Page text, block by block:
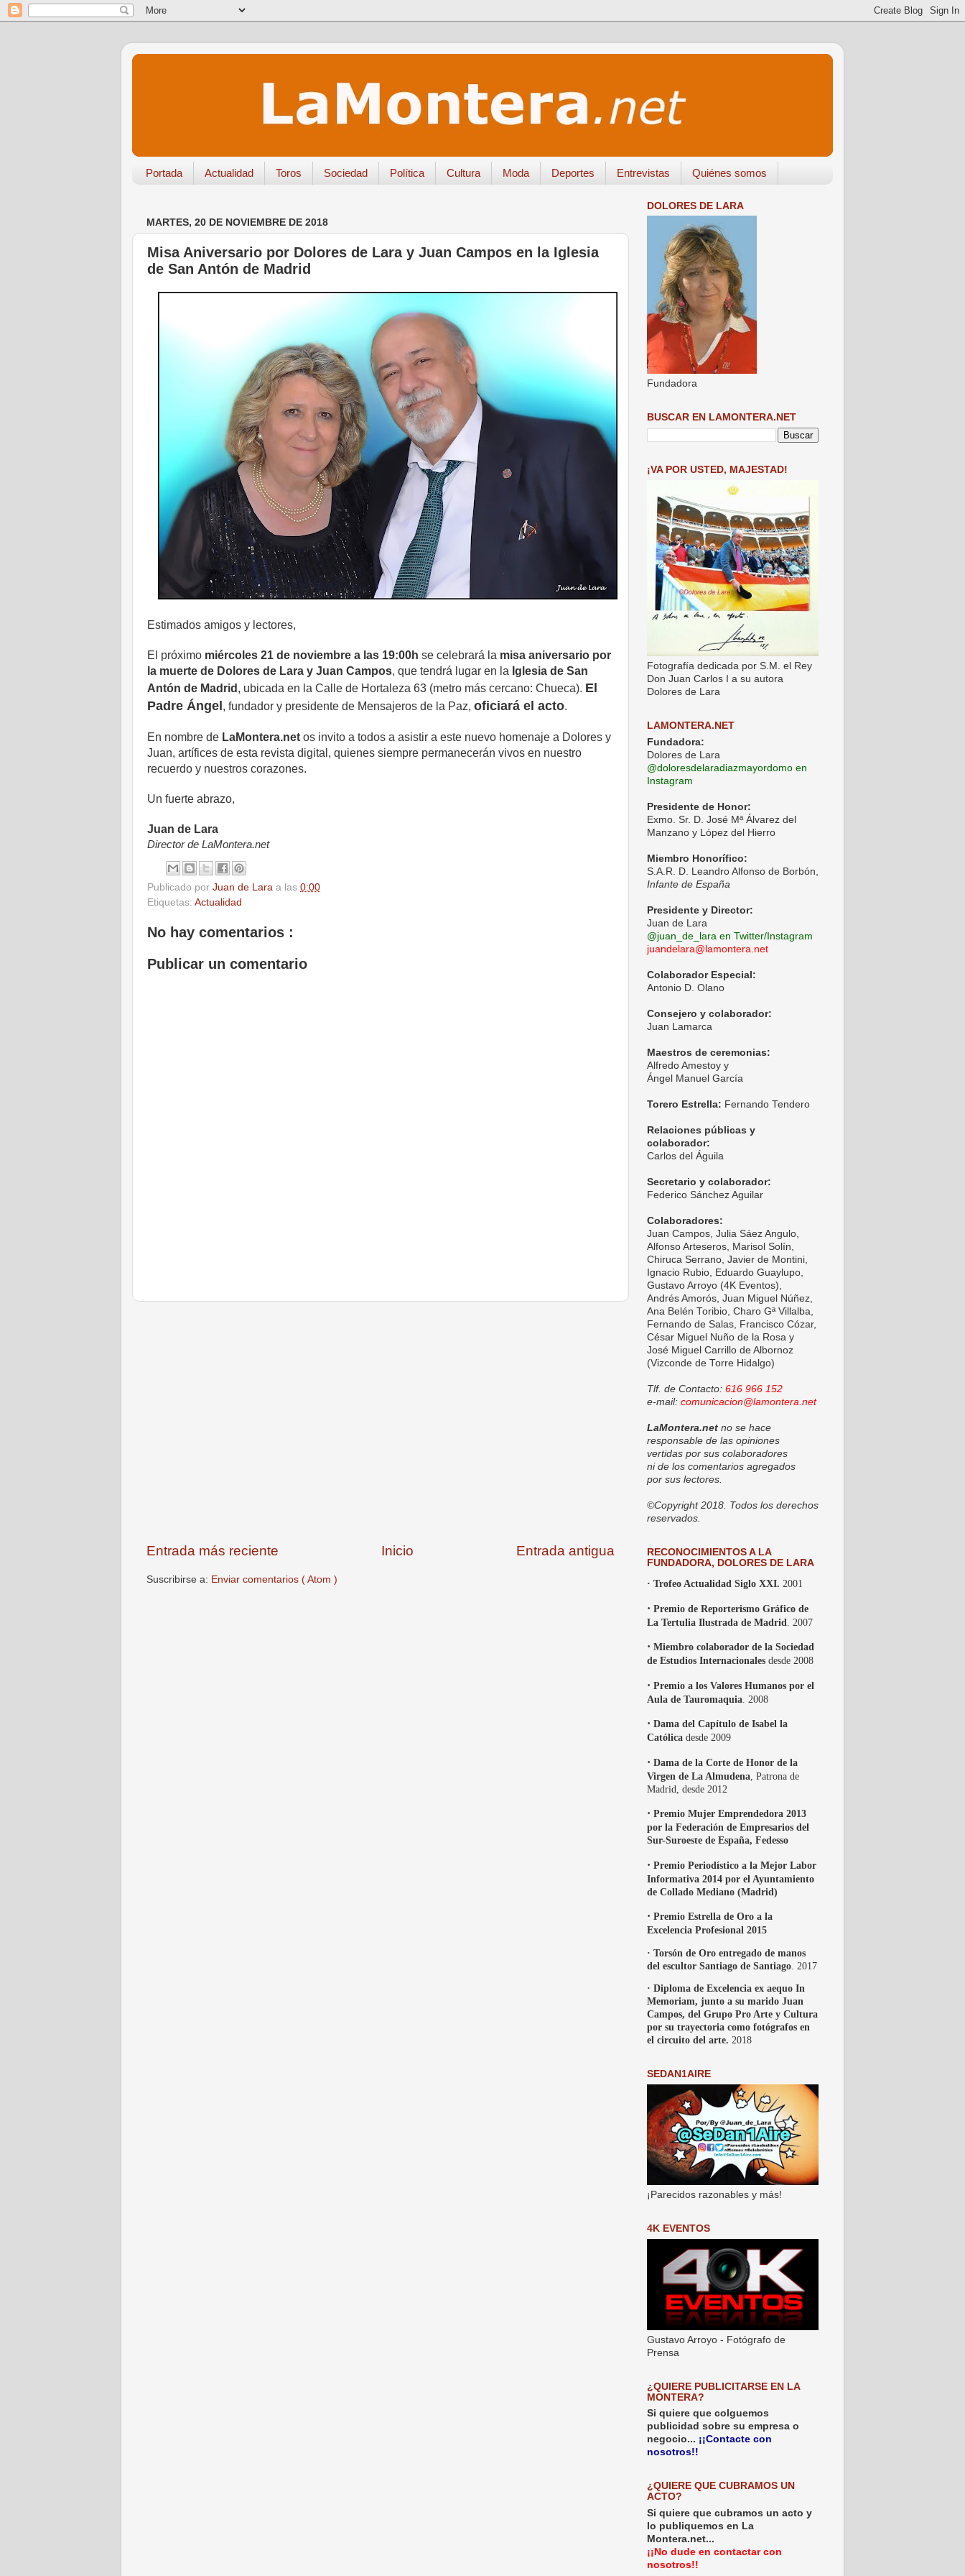
Portada Actualidad Toros Sociedad Política Cultura Moda Deportes Entrevistas Quiénes somos
MARTES, 20 DE NOVIEMBRE DE 2018
Misa Aniversario por Dolores de Lara y Juan Campos en la Iglesia
de San Antón de Madrid
Estimados amigos y lectores,
El próximo miércoles 21 de noviembre a las 19:00h se celebrará la misa aniversario por
la muerte de Dolores de Lara y Juan Campos, que tendrá lugar en la Iglesia de San
Antón de Madrid , ubicada en la Calle de Hortaleza 63 (metro más cercano: Chueca). El
Padre Ángel, fundador y presidente de Mensajeros de la Paz, oficiará el acto.
En nombre de LaMontera.net os invito a todos a asistir a este nuevo homenaje a Dolores y
Juan, artífices de esta revista digital, quienes siempre permanecerán vivos en nuestro
recuerdo y nuestros corazones.
Un fuerte abrazo,
Juan de Lara
Director de LaMontera.net
Publicado por Juan de Lara a las 0:00
Etiquetas: Actualidad
No hay comentarios :
Publicar un comentario
Entrada más reciente Entrada antigua
Inicio
Suscribirse a: Enviar comentarios ( Atom )
DOLORES DE LARA
Fundadora
BUSCAR EN LAMONTERA.NET
¡VA POR USTED, MAJESTAD!
Fotografía dedicada por S.M. el Rey
Don Juan Carlos I a su autora
Dolores de Lara
LAMONTERA.NET
Fundadora:
Dolores de Lara
@doloresdelaradiazmayordomo en
Instagram
Presidente de Honor:
Exmo. Sr. D. José Mª Álvarez del
Manzano y López del Hierro
Miembro Honorífico:
S.A.R. D. Leandro Alfonso de Borbón,
Infante de España
Presidente y Director:
Juan de Lara
@juan_de_lara en Twitter/Instagram
juandelara@lamontera.net
Colaborador Especial:
Antonio D. Olano
Consejero y colaborador:
Juan Lamarca
Maestros de ceremonias:
Alfredo Amestoy y
Ángel Manuel García
Torero Estrella: Fernando Tendero
Relaciones públicas y
colaborador:
Carlos del Águila
Secretario y colaborador:
Federico Sánchez Aguilar
Colaboradores:
Juan Campos, Julia Sáez Angulo,
Alfonso Arteseros, Marisol Solín,
Chiruca Serrano, Javier de Montini,
Ignacio Rubio, Eduardo Guaylupo,
Gustavo Arroyo (4K Eventos),
Andrés Amorós, Juan Miguel Núñez,
Ana Belén Toribio, Charo Gª Villalba,
Fernando de Salas, Francisco Cózar,
César Miguel Nuño de la Rosa y
José Miguel Carrillo de Albornoz
(Vizconde de Torre Hidalgo)
Tlf. de Contacto: 616 966 152
e-mail: comunicacion@lamontera.net
LaMontera.net no se hace
responsable de las opiniones
vertidas por sus colaboradores
ni de los comentarios agregados
por sus lectores.
©Copyright 2018. Todos los derechos
reservados.
RECONOCIMIENTOS A LA
FUNDADORA, DOLORES DE LARA
· Trofeo Actualidad Siglo XXI. 2001
· Premio de Reporterismo Gráfico de
La Tertulia Ilustrada de Madrid . 2007
· Miembro colaborador de la Sociedad
de Estudios Internacionales desde 2008
· Premio a los Valores Humanos por el
Aula de Tauromaquia . 2008
· Dama del Capítulo de Isabel la
Católica desde 2009
· Dama de la Corte de Honor de la
Virgen de La Almudena , Patrona de
Madrid, desde 2012
· Premio Mujer Emprendedora 2013
por la Federación de Empresarios del
Sur-Suroeste de España, Fedesso
· Premio Periodístico a la Mejor Labor
Informativa 2014 por el Ayuntamiento
de Collado Mediano (Madrid)
· Premio Estrella de Oro a la
Excelencia Profesional 2015
· Torsón de Oro entregado de manos
del escultor Santiago de Santiago . 2017
· Diploma de Excelencia ex aequo In
Memoriam, junto a su marido Juan
Campos, del Grupo Pro Arte y Cultura
por su trayectoria como fotógrafos en
el circuito del arte. 2018
SEDAN1AIRE
¡Parecidos razonables y más!
4K EVENTOS
Gustavo Arroyo - Fotógrafo de
Prensa
¿QUIERE PUBLICITARSE EN LA
MONTERA?
Si quiere que colguemos
publicidad sobre su empresa o
negocio... ¡¡Contacte con
nosotros!!
¿QUIERE QUE CUBRAMOS UN
ACTO?
Si quiere que cubramos un acto y
lo publiquemos en La
Montera.net...
¡¡No dude en contactar con
nosotros!!